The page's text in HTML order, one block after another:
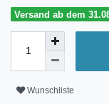
Versand ab dem
Wunschliste